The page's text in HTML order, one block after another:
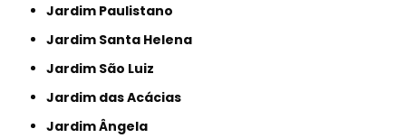
Jardim Paulistano
Jardim Santa Helena
Jardim São Luiz
Jardim das Acácias
Jardim Ângela